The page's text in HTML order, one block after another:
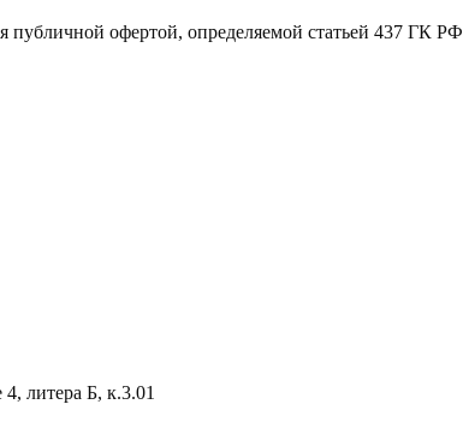
публичной офертой, определяемой статьей 437 ГК РФ
литера Б, к.3.01